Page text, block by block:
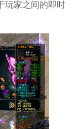
玩家之间的即时